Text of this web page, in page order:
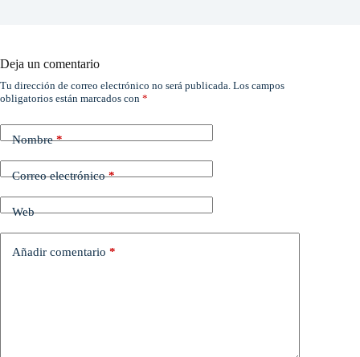
Deja un comentario
Tu dirección de correo electrónico no será publicada. Los campos
obligatorios están marcados con *
Nombre*
Correo electrónico*
Web
Añadir comentario *